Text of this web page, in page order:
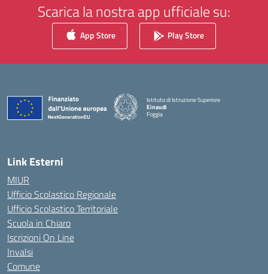
Scarica la nostra app ufficiale su:
App Store Play Store
Istituto di Istruzione Superiore
Einaudi
Foggia
— Visita la pagina iniziale della scuola
Link Esterni
MIUR
Ufficio Scolastico Regionale
Ufficio Scolastico Territoriale
Scuola in Chiaro
Iscrizioni On Line
Invalsi
Comune